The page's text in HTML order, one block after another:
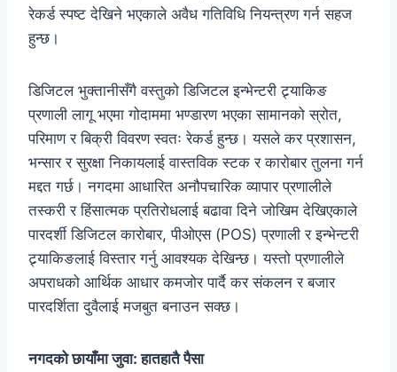
रेकर्ड स्पष्ट देखिने भएकाले अवैध गतिविधि नियन्त्रण गर्न सहज
हुन्छ।
डिजिटल भुक्तानीसँगै वस्तुको डिजिटल इन्भेन्टरी ट्र्याकिङ
प्रणाली लागू भएमा गोदाममा भण्डारण भएका सामानको स्रोत,
परिमाण र बिक्री विवरण स्वतः रेकर्ड हुन्छ। यसले कर प्रशासन,
भन्सार र सुरक्षा निकायलाई वास्तविक स्टक र कारोबार तुलना गर्न
मद्दत गर्छ। नगदमा आधारित अनौपचारिक व्यापार प्रणालीले
तस्करी र हिंसात्मक प्रतिरोधलाई बढावा दिने जोखिम देखिएकाले
पारदर्शी डिजिटल कारोबार, पीओएस (POS) प्रणाली र इन्भेन्टरी
ट्र्याकिङलाई विस्तार गर्नु आवश्यक देखिन्छ। यस्तो प्रणालीले
अपराधको आर्थिक आधार कमजोर पार्दै कर संकलन र बजार
पारदर्शिता दुवैलाई मजबुत बनाउन सक्छ।
नगदको छायाँमा जुवा: हातहातै पैसा